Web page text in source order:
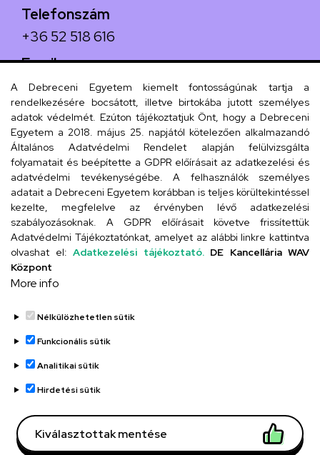
Telefonszám
+36 52 518 616
Email
iskola@kossuth-alt.unideb.hu
Cím
4024 Debrecen, Kossuth utca 33.
Szervezeti telefonkönyv
UD telefonkönyv
Adatvédelem
Adatvédelem
Régi oldal
Technikai információk
A Debreceni Egyetem kiemelt fontosságúnak tartja a
rendelkezésére bocsátott, illetve birtokába jutott személyes
adatok védelmét. Ezúton tájékoztatjuk Önt, hogy a Debreceni
Egyetem a 2018. május 25. napjától kötelezően alkalmazandó
Általános Adatvédelmi Rendelet alapján felülvizsgálta
folyamatait és beépítette a GDPR előírásait az adatkezelési és
adatvédelmi tevékenységébe. A felhasználók személyes
adatait a Debreceni Egyetem korábban is teljes körültekintéssel
kezelte, megfelelve az érvényben lévő adatkezelési
szabályozásoknak. A GDPR előírásait követve frissítettük
Adatvédelmi Tájékoztatónkat, amelyet az alábbi linkre kattintva
olvashat el: Adatkezelési tájékoztató. DE Kancellária WAV
Központ
More info
Nélkülözhetetlen sütik
Funkcionális sütik
Analitikai sütik
Hirdetési sütik
Kiválasztottak mentése